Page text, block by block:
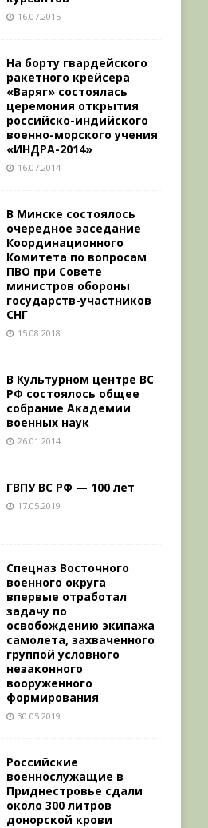
16.07.2015
На борту гвардейского
ракетного крейсера
«Варяг» состоялась
церемония открытия
российско-индийского
военно-морского учения
«ИНДРА-2014»
16.07.2014
В Минске состоялось
очередное заседание
Координационного
Комитета по вопросам
ПВО при Совете
министров обороны
государств-участников
СНГ
15.08.2018
В Культурном центре ВС
РФ состоялось общее
собрание Академии
военных наук
26.01.2014
ГВПУ ВС РФ — 100 лет
17.05.2019
Спецназ Восточного
военного округа
впервые отработал
задачу по
освобождению экипажа
самолета, захваченного
группой условного
незаконного
вооруженного
формирования
30.05.2019
Российские
военнослужащие в
Приднестровье сдали
около 300 литров
донорской крови